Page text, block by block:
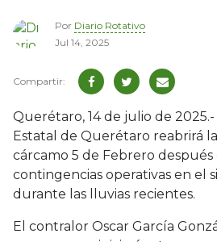
Por Diario Rotativo
Jul 14, 2025
Querétaro, 14 de julio de
Estatal de Querétaro reabrirá
cárcamo 5 de Febrero
contingencias operativas en el
durante las lluvias recientes.
El contralor Oscar García